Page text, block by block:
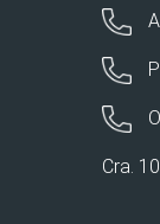
Cra.